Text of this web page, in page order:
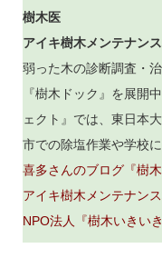
樹木医
アイキ樹木メンテナン
弱った木の診断調査・
『樹木ドック』を展開
ェクト』では、東日本
市での除塩作業や学校
喜多さんのブログ『樹
アイキ樹木メンテナン
NPO法人『樹木いきい